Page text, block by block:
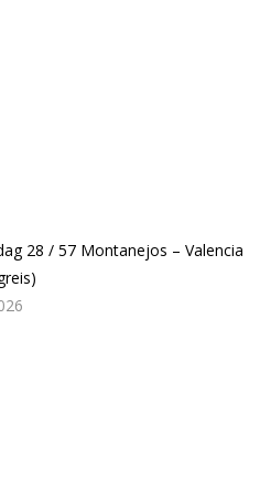
28 / 57 Montanejos – Valencia